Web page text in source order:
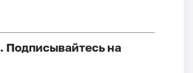
. Подписывайтесь на